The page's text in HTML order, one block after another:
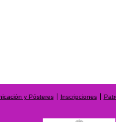
y Pósteres Inscripciones